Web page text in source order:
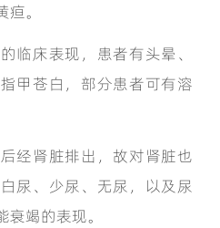
。
床表现，患者有头晕、
甲苍白，部分患者可有溶
肾脏排出，故对肾脏也
尿、少尿、无尿，以及尿
竭的表现。